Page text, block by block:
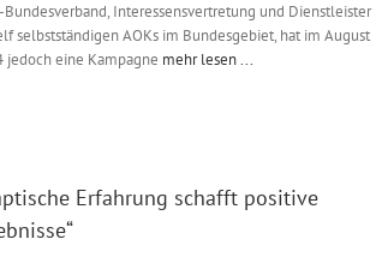
Bundesverband, Interessensvertretung und Dienstleister
selbstständigen AOKs im Bundesgebiet, hat im August
jedoch eine Kampagne mehr lesen ...
Erfahrung schafft positive